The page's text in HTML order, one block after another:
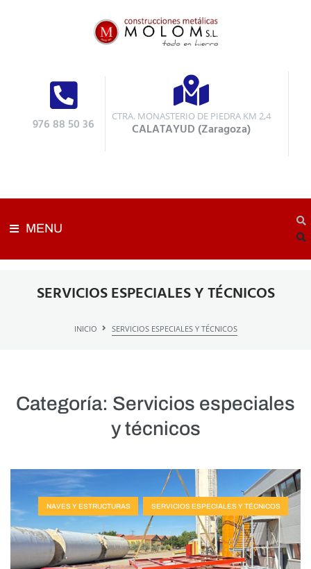
976 88 50 36 CTRA. MONASTERIO DE PIEDRA KM 2,4
CALATAYUD (Zaragoza)
MENU
SERVICIOS ESPECIALES Y TÉCNICOS
INICIO SERVICIOS ESPECIALES Y TÉCNICOS
Categoría: Servicios especiales
y técnicos
NAVES Y ESTRUCTURAS SERVICIOS ESPECIALES Y TÉCNICOS